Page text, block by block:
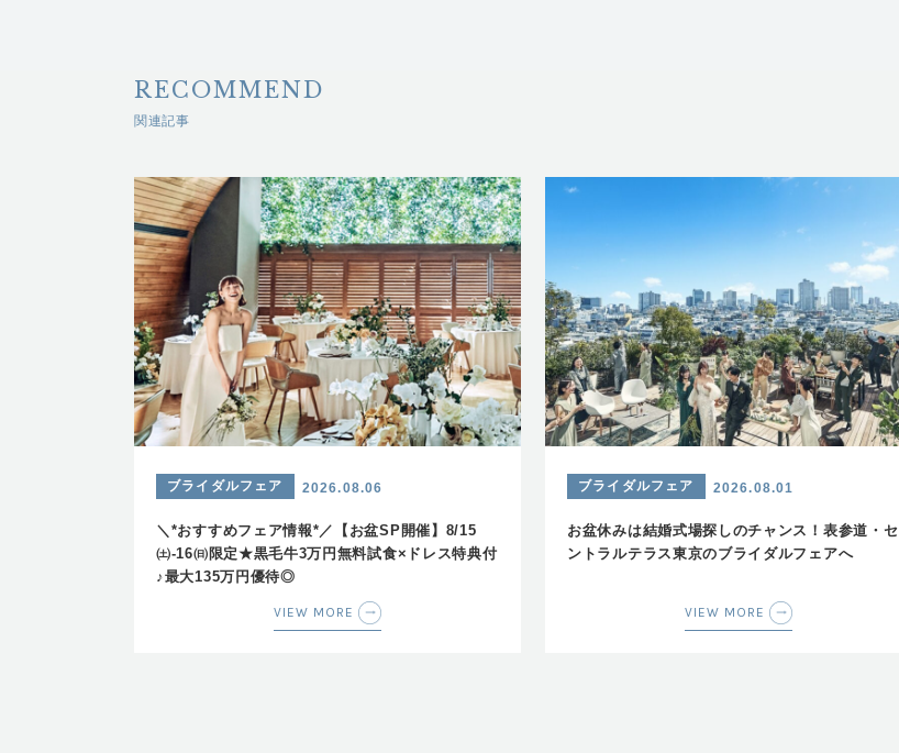
RECOMMEND
関連記事
ブライダルフェア 2026.08.06
＼*おすすめフェア情報*／【お盆SP開催】8/15
㈯-16㈰限定★黒毛牛3万円無料試食×ドレス特典付
♪最大135万円優待◎
VIEW MORE
ブライダルフェア 2026.08.01
お盆休みは結婚式場探しのチャンス！表参道・セ
ントラルテラス東京のブライダルフェアへ
VIEW MORE